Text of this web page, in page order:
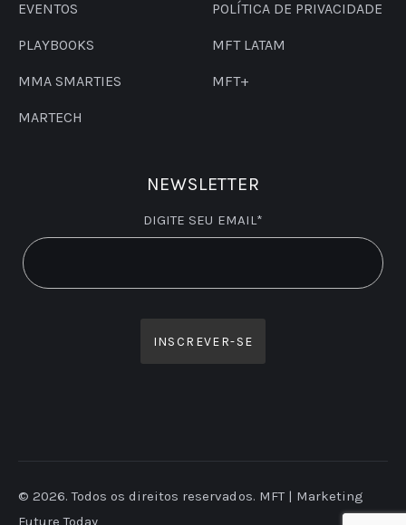
EVENTOS
PLAYBOOKS
MMA SMARTIES
MARTECH
POLÍTICA DE PRIVACIDADE
MFT LATAM
MFT+
NEWSLETTER
DIGITE SEU EMAIL*
© 2026. Todos os direitos reservados. MFT | Marketing
Future Today